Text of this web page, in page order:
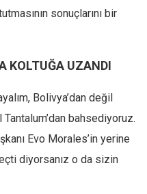
sonuçlarını bir
KOLTUĞA UZANDI
Bolivya’dan değil
bahsediyoruz.
Evo Morales’in yerine
diyorsanız o da sizin